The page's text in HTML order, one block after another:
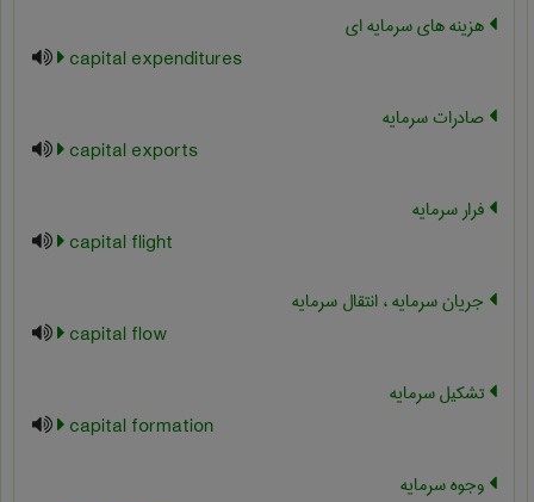
هزینه های سرمایه ای
capital expenditures
صادرات سرمایه
capital exports
فرار سرمایه
capital flight
جریان سرمایه ، انتقال سرمایه
capital flow
تشکیل سرمایه
capital formation
وجوه سرمایه